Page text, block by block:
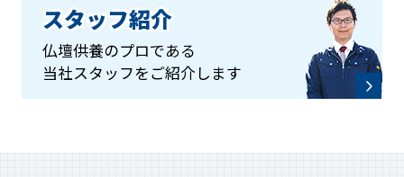
スタッフ紹介
仏壇供養のプロである
当社スタッフをご紹介します